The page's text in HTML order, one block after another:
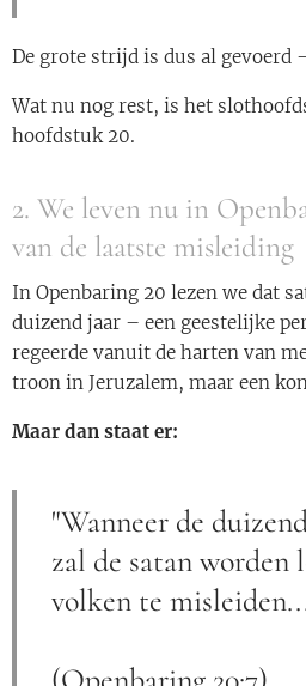
De grote strijd is dus al gevoerd
Wat nu nog rest, is het
hoofdstuk 20.
2. We leven nu in
van de laatste misleiding
In Openbaring 20 lezen we dat
duizend jaar – een geestelijke
regeerde vanuit de harten van
troon in Jeruzalem, maar een
Maar dan staat er:
"Wanneer de
zal de satan worden
volken te